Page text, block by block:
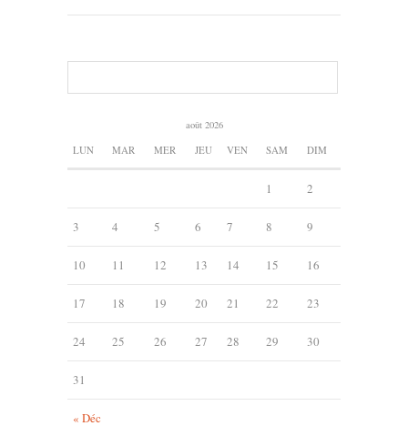
août 2026
LUN MAR MER JEU VEN SAM DIM
« Déc
1 2
3 4 5 6 7 8 9
10 11 12 13 14 15 16
17 18 19 20 21 22 23
24 25 26 27 28 29 30
31